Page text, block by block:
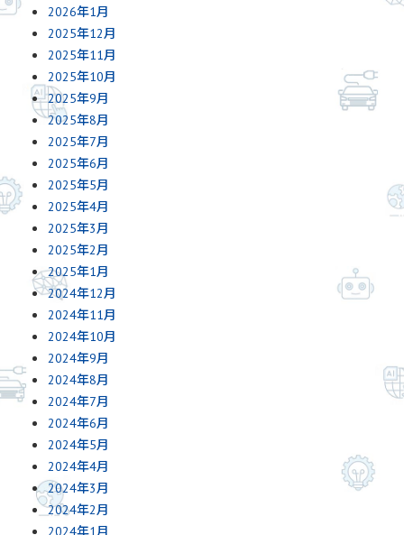
2026年1月
2025年12月
2025年11月
2025年10月
2025年9月
2025年8月
2025年7月
2025年6月
2025年5月
2025年4月
2025年3月
2025年2月
2025年1月
2024年12月
2024年11月
2024年10月
2024年9月
2024年8月
2024年7月
2024年6月
2024年5月
2024年4月
2024年3月
2024年2月